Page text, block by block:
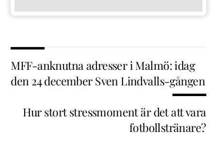
MFF-anknutna adresser i Malmö: idag
den 24 december Sven Lindvalls-gången
Hur stort stressmoment är det att vara
fotbollstränare?